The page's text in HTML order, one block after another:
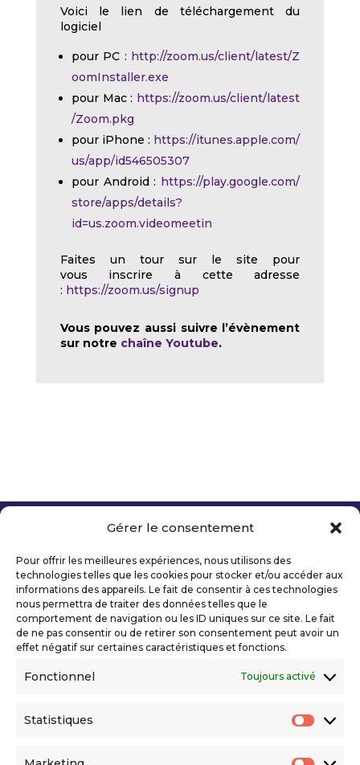
Gérer le consentement
Pour offrir les meilleures expériences, nous utilisons des
technologies telles que les cookies pour stocker et/ou accéder aux
informations des appareils. Le fait de consentir à ces technologies
nous permettra de traiter des données telles que le
comportement de navigation ou les ID uniques sur ce site. Le fait
de ne pas consentir ou de retirer son consentement peut avoir un
effet négatif sur certaines caractéristiques et fonctions.
Fonctionnel Toujours activé
Statistiques
Voici le lien de téléchargement du
logiciel
pour PC : http://zoom.us/client/latest/Z
oomInstaller.exe
pour Mac : https://zoom.us/client/latest
/Zoom.pkg
pour iPhone : https://itunes.apple.com/
us/app/id546505307
pour Android : https://play.google.com/
store/apps/details?
id=us.zoom.videomeetin
Faites un tour sur le site pour
vous inscrire à cette adresse
: https://zoom.us/signup
Vous pouvez aussi suivre l’évènement
sur notre chaîne Youtube.
Mentions légales
Politique de confidentialité
Déclaration d’accessibilité numérique
Ils nous soutiennent